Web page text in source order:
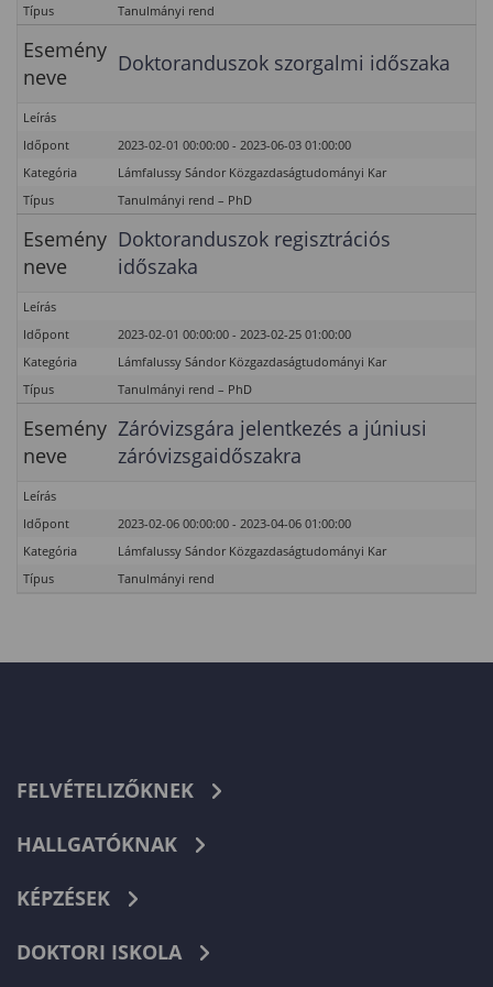
Típus
Tanulmányi rend
Esemény
neve
Doktoranduszok szorgalmi időszaka
Leírás
Időpont
2023-02-01 00:00:00 - 2023-06-03 01:00:00
Kategória
Lámfalussy Sándor Közgazdaságtudományi Kar
Típus
Tanulmányi rend – PhD
Esemény
neve
Doktoranduszok regisztrációs
időszaka
Leírás
Időpont
2023-02-01 00:00:00 - 2023-02-25 01:00:00
Kategória
Lámfalussy Sándor Közgazdaságtudományi Kar
Típus
Tanulmányi rend – PhD
Esemény
neve
Záróvizsgára jelentkezés a júniusi
záróvizsgaidőszakra
Leírás
Időpont
2023-02-06 00:00:00 - 2023-04-06 01:00:00
Kategória
Lámfalussy Sándor Közgazdaságtudományi Kar
Típus
Tanulmányi rend
FELVÉTELIZŐKNEK
HALLGATÓKNAK
KÉPZÉSEK
DOKTORI ISKOLA